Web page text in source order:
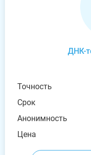
ДНК-
Точность
Срок
Анонимность
Цена